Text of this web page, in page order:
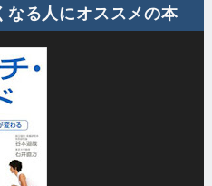
なる人にオススメの本